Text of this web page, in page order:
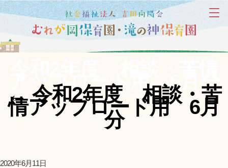
アップロード用 6月分
←令和2年度 相談・苦
情アップロード用 6月
分
2020年6月11日